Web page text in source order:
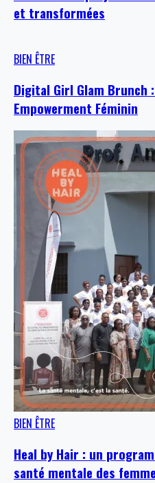
et transformées
BIEN ÊTRE
Digital Girl Glam Brunch
Empowerment Féminin
BIEN ÊTRE
Heal by Hair : un
santé mentale des